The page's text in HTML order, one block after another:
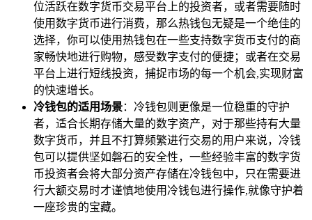
位活跃在数字货币交易平台上的投资者，或者需要随时
使用数字货币进行消费，那么热钱包无疑是一个绝佳的
选择，你可以使用热钱包在一些支持数字货币支付的商
家畅快地进行购物，感受数字支付的便捷；或者在交易
平台上进行短线投资，捕捉市场的每一个机会,实现财富
的快速增长。
冷钱包的适用场景：冷钱包则更像是一位稳重的守护
者，适合长期存储大量的数字资产，对于那些持有大量
数字货币，并且不打算频繁进行交易的用户来说，冷钱
包可以提供坚如磐石的安全性，一些经验丰富的数字货
币投资者会将大部分资产存储在冷钱包中，只在需要进
行大额交易时才谨慎地使用冷钱包进行操作,就像守护着
一座珍贵的宝藏。